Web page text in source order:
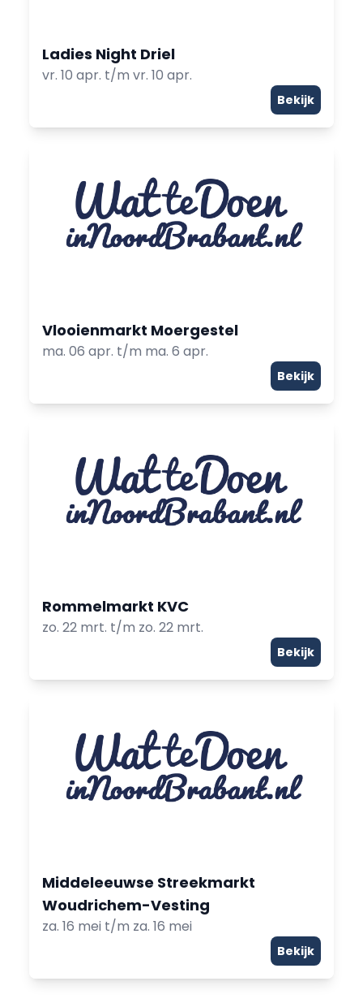
Ladies Night Driel
vr. 10 apr. t/m vr. 10 apr.
Bekijk
Vlooienmarkt Moergestel
ma. 06 apr. t/m ma. 6 apr.
Bekijk
Rommelmarkt KVC
zo. 22 mrt. t/m zo. 22 mrt.
Bekijk
Middeleeuwse Streekmarkt
Woudrichem-Vesting
za. 16 mei t/m za. 16 mei
Bekijk